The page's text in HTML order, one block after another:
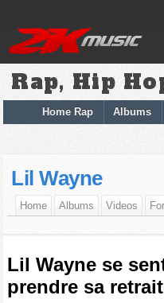
Rap, Hip
Home Rap Albums
Lil Wayne
Home Albums Videos
Lil Wayne se
prendre sa